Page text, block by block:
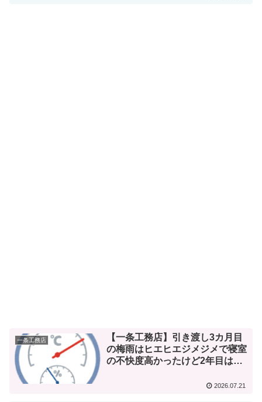
一条工務店
【一条工務店】引き渡し3カ月目
の梅雨はヒエヒエジメジメで寝室
の不快度高かったけど2年目は…
2026.07.21